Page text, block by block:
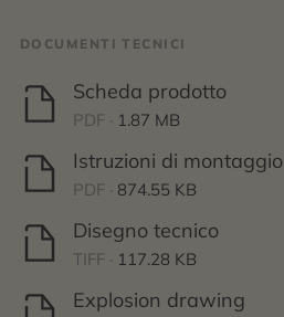
DOCUMENTI TECNICI
Scheda prodotto
PDF · 1.87 MB
Istruzioni di montaggio
PDF · 874.55 KB
Disegno tecnico
TIFF · 117.28 KB
Explosion drawing